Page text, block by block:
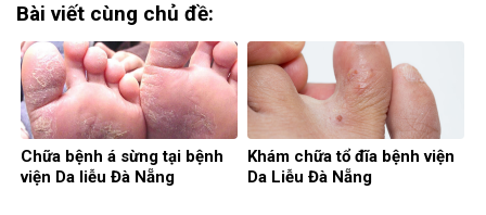
Bài viết cùng chủ đề:
Chữa bệnh á sừng tại bệnh
viện Da liễu Đà Nẵng
Khám chữa tổ đĩa bệnh viện
Da Liễu Đà Nẵng